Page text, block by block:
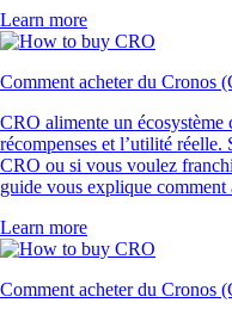
Learn more
Comment acheter du Cronos
CRO alimente un écosystème
récompenses et l’utilité réelle.
CRO ou si vous voulez
guide vous explique
Learn more
Comment acheter du Cronos